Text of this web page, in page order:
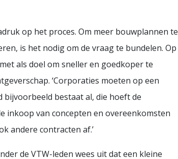
op het proces. Om meer bouwplannen te
is het nodig om de vraag te bundelen. Op
als doel om sneller en goedkoper te
‘Corporaties moeten op een
bestaat al, die hoeft de
inkoop van concepten en overeenkomsten
andere contracten af.’
de VTW-leden wees uit dat een kleine